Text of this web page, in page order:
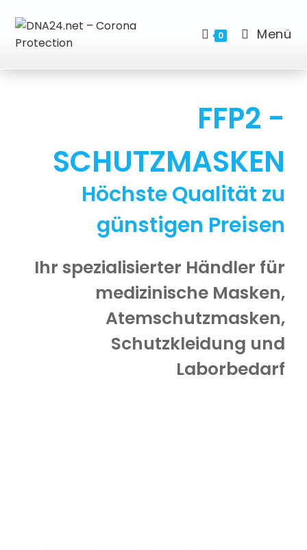
0 Menü
FFP2 -
SCHUTZMASKEN
Höchste Qualität zu
günstigen Preisen
Ihr spezialisierter Händler für
medizinische Masken,
Atemschutzmasken,
Schutzkleidung und
Laborbedarf